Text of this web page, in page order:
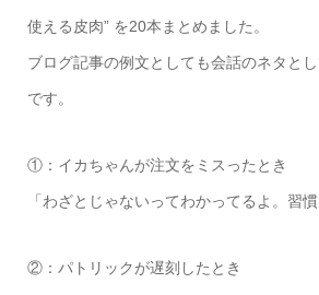
使える皮肉” を20本まとめました。
ブログ記事の例文としても会話のネタと
です。
①：イカちゃんが注文をミスったとき
「わざとじゃないってわかってるよ。習慣
②：パトリックが遅刻したとき